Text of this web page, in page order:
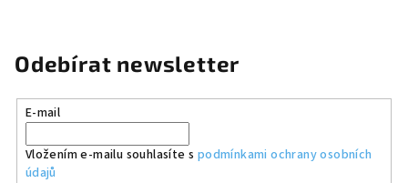
Odebírat newsletter
E-mail
Vložením e-mailu souhlasíte s podmínkami ochrany osobních
údajů